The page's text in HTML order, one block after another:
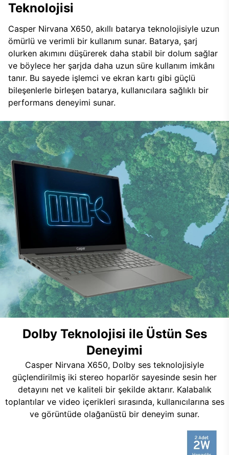
Teknolojisi
Casper Nirvana X650, akıllı batarya teknolojisiyle uzun
ömürlü ve verimli bir kullanım sunar. Batarya, şarj
olurken akımını düşürerek daha stabil bir dolum sağlar
ve böylece her şarjda daha uzun süre kullanım imkânı
tanır. Bu sayede işlemci ve ekran kartı gibi güçlü
bileşenlerle birleşen batarya, kullanıcılara sağlıklı bir
performans deneyimi sunar.
Dolby Teknolojisi ile Üstün Ses
Deneyimi
Casper Nirvana X650, Dolby ses teknolojisiyle
güçlendirilmiş iki stereo hoparlör sayesinde sesin her
detayını net ve kaliteli bir şekilde aktarır. Kalabalık
toplantılar ve video içerikleri sırasında, kullanıcılarına ses
ve görüntüde olağanüstü bir deneyim sunar.